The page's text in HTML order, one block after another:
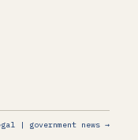
| government news →